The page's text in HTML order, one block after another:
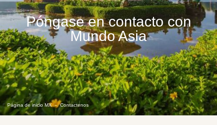
Póngase en contacto con
Mundo Asia
Página de inicio MX Contactenos